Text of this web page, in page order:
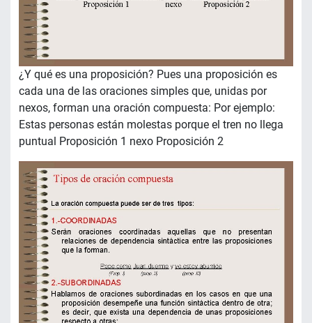
¿Y qué es una proposición? Pues una proposición es
cada una de las oraciones simples que, unidas por
nexos, forman una oración compuesta: Por ejemplo:
Estas personas están molestas porque el tren no llega
puntual Proposición 1 nexo Proposición 2